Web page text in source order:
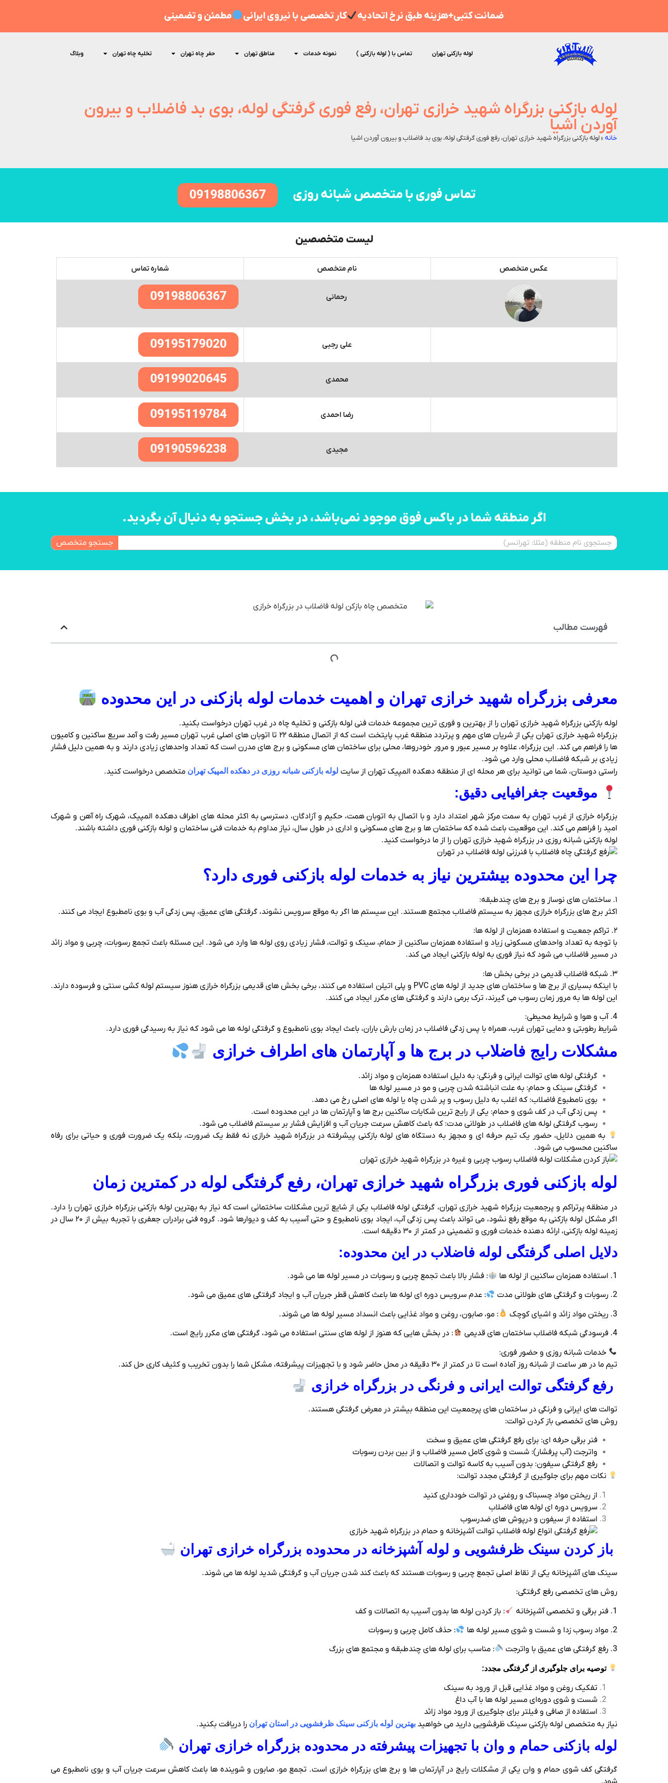
ضمانت کتبی+هزینه طبق نرخ اتحادیه کار تخصصی با نیروی ایرانی مطمئن و تضمینی
لوله بازکنی تهران تماس با ( لوله بازکنی ) نمونه خدمات مناطق تهران حفر چاه تهران تخلیه چاه تهران وبلاگ
لوله بازکنی بزرگراه شهید خرازی تهران، رفع فوری گرفتگی لوله، بوی بد فاضلاب و بیرون
آوردن اشیا
خانه »لوله بازکنی بزرگراه شهید خرازی تهران، رفع فوری گرفتگی لوله، بوی بد فاضلاب و بیرون آوردن اشیا
تماس فوری با متخصص شبانه روزی 09198806367
لیست متخصصین
عکس متخصص نام متخصص شماره تماس
رحمانی 09198806367
علی رجبی 09195179020
محمدی 09199020645
رضا احمدی 09195119784
مجیدی 09190596238
اگر منطقه شما در باکس فوق موجود نمی‌باشد، در بخش جستجو به دنبال آن بگردید.
جستجو متخصص
فهرست مطالب
معرفی بزرگراه شهید خرازی تهران و اهمیت خدمات لوله‌ بازکنی در این محدوده
لوله بازکنی بزرگراه شهید خرازی تهران را از بهترین و فوری ترین مجموعه خدمات فنی لوله بازکنی و تخلیه چاه در غرب تهران درخواست بکنید.
بزرگراه شهید خرازی تهران یکی از شریان‌ های مهم و پرتردد منطقه غرب پایتخت است که از اتصال منطقه ۲۲ تا اتوبان‌ های اصلی غرب تهران مسیر رفت‌ و آمد سریع ساکنین و کامیون‌
ها را فراهم می‌ کند. این بزرگراه، علاوه بر مسیر عبور و مرور خودروها، محلی برای ساختمان‌ های مسکونی و برج‌ های مدرن است که تعداد واحدهای زیادی دارند و به همین دلیل فشار
زیادی بر شبکه فاضلاب محلی وارد می‌ شود.
راستی دوستان، شما می توانید برای هر محله ای از منطقه دهکده المپیک تهران از سایت لوله بازکنی شبانه روزی در دهکده المپیک تهران متخصص درخواست کنید.
موقعیت جغرافیایی دقیق:
بزرگراه خرازی از غرب تهران به سمت مرکز شهر امتداد دارد و با اتصال به اتوبان همت، حکیم و آزادگان، دسترسی به اکثر محله‌ های اطراف دهکده المپیک، شهرک راه‌ آهن و شهرک
امید را فراهم می‌ کند. این موقعیت باعث شده که ساختمان‌ ها و برج‌ های مسکونی و اداری در طول سال، نیاز مداوم به خدمات فنی ساختمان و لوله‌ بازکنی فوری داشته باشند.
لوله بازکنی شبانه روزی در بزرگراه شهید خرازی تهران را از ما درخواست کنید.
چرا این محدوده بیشترین نیاز به خدمات لوله‌ بازکنی فوری دارد؟
۱. ساختمان‌ های نوساز و برج‌ های چندطبقه:
اکثر برج‌ های بزرگراه خرازی مجهز به سیستم فاضلاب مجتمع هستند. این سیستم‌ ها اگر به موقع سرویس نشوند، گرفتگی‌ های عمیق، پس‌ زدگی آب و بوی نامطبوع ایجاد می‌ کنند.
۲. تراکم جمعیت و استفاده همزمان از لوله‌ ها:
با توجه به تعداد واحدهای مسکونی زیاد و استفاده همزمان ساکنین از حمام، سینک و توالت، فشار زیادی روی لوله‌ ها وارد می‌ شود. این مسئله باعث تجمع رسوبات، چربی و مواد زائد
در مسیر فاضلاب می‌ شود که نیاز فوری به لوله‌ بازکنی ایجاد می‌ کند.
۳. شبکه فاضلاب قدیمی در برخی بخش‌ ها:
با اینکه بسیاری از برج‌ ها و ساختمان‌ های جدید از لوله‌ های PVC و پلی‌ اتیلن استفاده می‌ کنند، برخی بخش‌ های قدیمی بزرگراه خرازی هنوز سیستم لوله‌ کشی سنتی و فرسوده دارند.
این لوله‌ ها به مرور زمان رسوب می‌ گیرند، ترک برمی‌ دارند و گرفتگی‌ های مکرر ایجاد می‌ کنند.
4. آب و هوا و شرایط محیطی:
شرایط رطوبتی و دمایی تهران غرب، همراه با پس‌ زدگی فاضلاب در زمان بارش باران، باعث ایجاد بوی نامطبوع و گرفتگی لوله‌ ها می‌ شود که نیاز به رسیدگی فوری دارد.
مشکلات رایج فاضلاب در برج‌ ها و آپارتمان‌ های اطراف خرازی
گرفتگی لوله‌ های توالت ایرانی و فرنگی: به دلیل استفاده همزمان و مواد زائد.
گرفتگی سینک و حمام: به علت انباشته شدن چربی و مو در مسیر لوله‌ ها
بوی نامطبوع فاضلاب: که اغلب به دلیل رسوب و پر شدن چاه یا لوله‌ های اصلی رخ می‌ دهد.
پس‌ زدگی آب در کف‌ شوی و حمام: یکی از رایج‌ ترین شکایات ساکنین برج‌ ها و آپارتمان‌ ها در این محدوده است.
رسوب‌ گرفتگی لوله‌ های فاضلاب در طولانی مدت: که باعث کاهش سرعت جریان آب و افزایش فشار بر سیستم فاضلاب می‌ شود.
به همین دلایل، حضور یک تیم حرفه‌ ای و مجهز به دستگاه‌ های لوله‌ بازکنی پیشرفته در بزرگراه شهید خرازی نه فقط یک ضرورت، بلکه یک ضرورت فوری و حیاتی برای رفاه
ساکنین محسوب می‌ شود.
لوله بازکنی فوری بزرگراه شهید خرازی تهران، رفع گرفتگی لوله در کمترین زمان
در منطقه پرتراکم و پرجمعیت بزرگراه شهید خرازی تهران، گرفتگی لوله فاضلاب یکی از شایع‌ ترین مشکلات ساختمانی است که نیاز به بهترین لوله بازکنی بزرگراه خرازی تهران را دارد.
اگر مشکل لوله‌ بازکنی به موقع رفع نشود، می‌ تواند باعث پس‌ زدگی آب، ایجاد بوی نامطبوع و حتی آسیب به کف و دیوارها شود. گروه فنی برادران جعفری با تجربه بیش از ۲۰ سال در
زمینه لوله‌ بازکنی، ارائه‌ دهنده خدمات فوری و تضمینی در کمتر از ۳۰ دقیقه است.
دلایل اصلی گرفتگی لوله فاضلاب در این محدوده:
1. استفاده همزمان ساکنین از لوله‌ ها
: فشار بالا باعث تجمع چربی و رسوبات در مسیر لوله‌ ها می‌ شود.
2. رسوبات و گرفتگی‌ های طولانی مدت
: عدم سرویس دوره‌ ای لوله‌ ها باعث کاهش قطر جریان آب و ایجاد گرفتگی‌ های عمیق می‌ شود.
3. ریختن مواد زائد و اشیای کوچک
: مو، صابون، روغن و مواد غذایی باعث انسداد مسیر لوله‌ ها می‌ شوند.
4. فرسودگی شبکه فاضلاب ساختمان‌ های قدیمی
: در بخش‌ هایی که هنوز از لوله‌ های سنتی استفاده می‌ شود، گرفتگی‌ های مکرر رایج است.
خدمات شبانه‌ روزی و حضور فوری:
تیم ما در هر ساعت از شبانه‌ روز آماده است تا در کمتر از ۳۰ دقیقه در محل حاضر شود و با تجهیزات پیشرفته، مشکل شما را بدون تخریب و کثیف‌ کاری حل کند.
رفع گرفتگی توالت ایرانی و فرنگی در بزرگراه خرازی
توالت‌ های ایرانی و فرنگی در ساختمان‌ های پرجمعیت این منطقه بیشتر در معرض گرفتگی هستند.
روش‌ های تخصصی باز کردن توالت:
فنر برقی حرفه‌ ای: برای رفع گرفتگی‌ های عمیق و سخت
واترجت (آب پرفشار): شست‌ و شوی کامل مسیر فاضلاب و از بین بردن رسوبات
رفع گرفتگی سیفون: بدون آسیب به کاسه توالت و اتصالات
نکات مهم برای جلوگیری از گرفتگی مجدد توالت:
از ریختن مواد چسبناک و روغنی در توالت خودداری کنید
سرویس دوره‌ ای لوله‌ های فاضلاب
استفاده از سیفون و درپوش‌ های ضدرسوب
باز کردن سینک ظرفشویی و لوله آشپزخانه در محدوده بزرگراه خرازی تهران
سینک‌ های آشپزخانه یکی از نقاط اصلی تجمع چربی و رسوبات هستند که باعث کند شدن جریان آب و گرفتگی شدید لوله‌ ها می‌ شوند.
روش‌ های تخصصی رفع گرفتگی:
1. فنر برقی و تخصصی آشپزخانه
: باز کردن لوله‌ ها بدون آسیب به اتصالات و کف
2. مواد رسوب‌ زدا و شست‌ و شوی مسیر لوله‌ ها
: حذف کامل چربی و رسوبات
3. رفع گرفتگی‌ های عمیق با واترجت
: مناسب برای لوله‌ های چندطبقه و مجتمع‌ های بزرگ
توصیه برای جلوگیری از گرفتگی مجدد:
تفکیک روغن و مواد غذایی قبل از ورود به سینک
شست‌ و شوی دوره‌ای مسیر لوله‌ ها با آب داغ
استفاده از صافی و فیلتر برای جلوگیری از ورود مواد زائد
نیاز به متخصص لوله بازکنی سینک ظرفشویی دارید می خواهید بهترین لوله بازکنی سینک ظرفشویی در استان تهران را دریافت بکنید.
لوله‌ بازکنی حمام و وان با تجهیزات پیشرفته در محدوده بزرگراه خرازی تهران
گرفتگی کف‌ شوی حمام و وان یکی از مشکلات رایج در آپارتمان‌ ها و برج‌ های بزرگراه خرازی است. تجمع مو، صابون و شوینده‌ ها باعث کاهش سرعت جریان آب و بوی نامطبوع می‌